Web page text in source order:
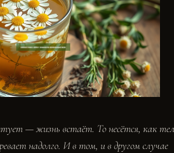
— жизнь встаёт. То несётся, как
надолго. И в том, и в другом случае